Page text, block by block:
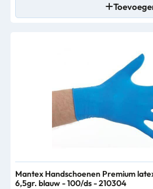
Mantex Handschoenen Premium
6,5gr. blauw - 100/ds - 210304